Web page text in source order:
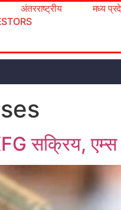
अंतरराष्ट्रीय मध्य
सक्रिय,